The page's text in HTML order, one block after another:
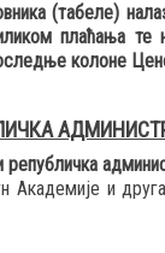
(табеле)
плаћања те
колоне
Академије и